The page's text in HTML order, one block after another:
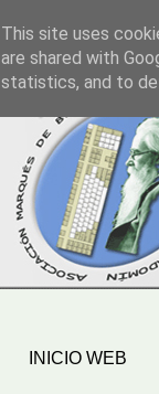
INICIO WEB
This site uses
are shared with
statistics, and to